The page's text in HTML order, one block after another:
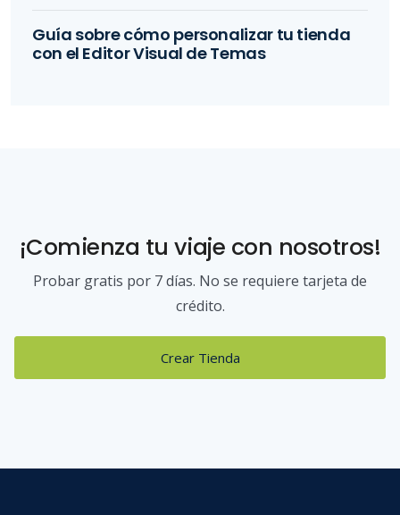
Guía sobre cómo personalizar tu tienda
con el Editor Visual de Temas
¡Comienza tu viaje con nosotros!
Probar gratis por 7 días. No se requiere tarjeta de
crédito.
Crear Tienda